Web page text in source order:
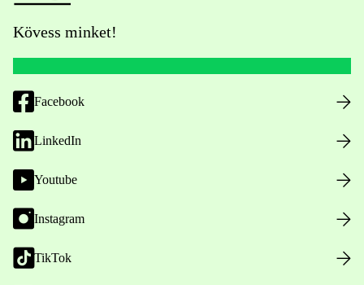
Kövess minket!
Facebook
LinkedIn
Youtube
Instagram
TikTok